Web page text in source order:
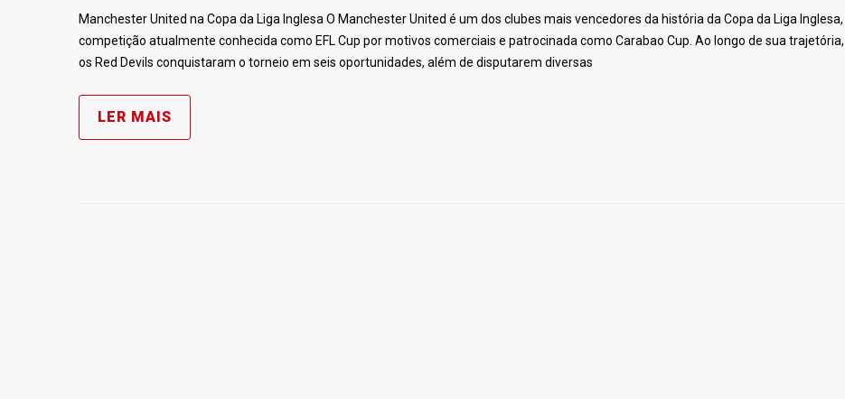
Manchester United na Copa da Liga Inglesa O Manchester United é um dos clubes mais vencedores da história da Copa da Liga Inglesa,
competição atualmente conhecida como EFL Cup por motivos comerciais e patrocinada como Carabao Cup. Ao longo de sua trajetória,
os Red Devils conquistaram o torneio em seis oportunidades, além de disputarem diversas
LER MAIS